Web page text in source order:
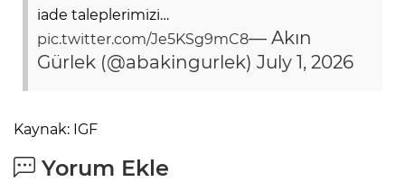
iade taleplerimizi…
pic.twitter.com/Je5KSg9mC8— Akın
Gürlek (@abakingurlek) July 1, 2026
Kaynak: IGF
Yorum Ekle